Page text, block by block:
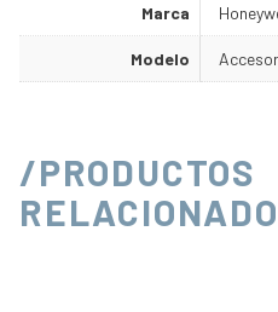
Marca
Modelo
/PRODUCTOS